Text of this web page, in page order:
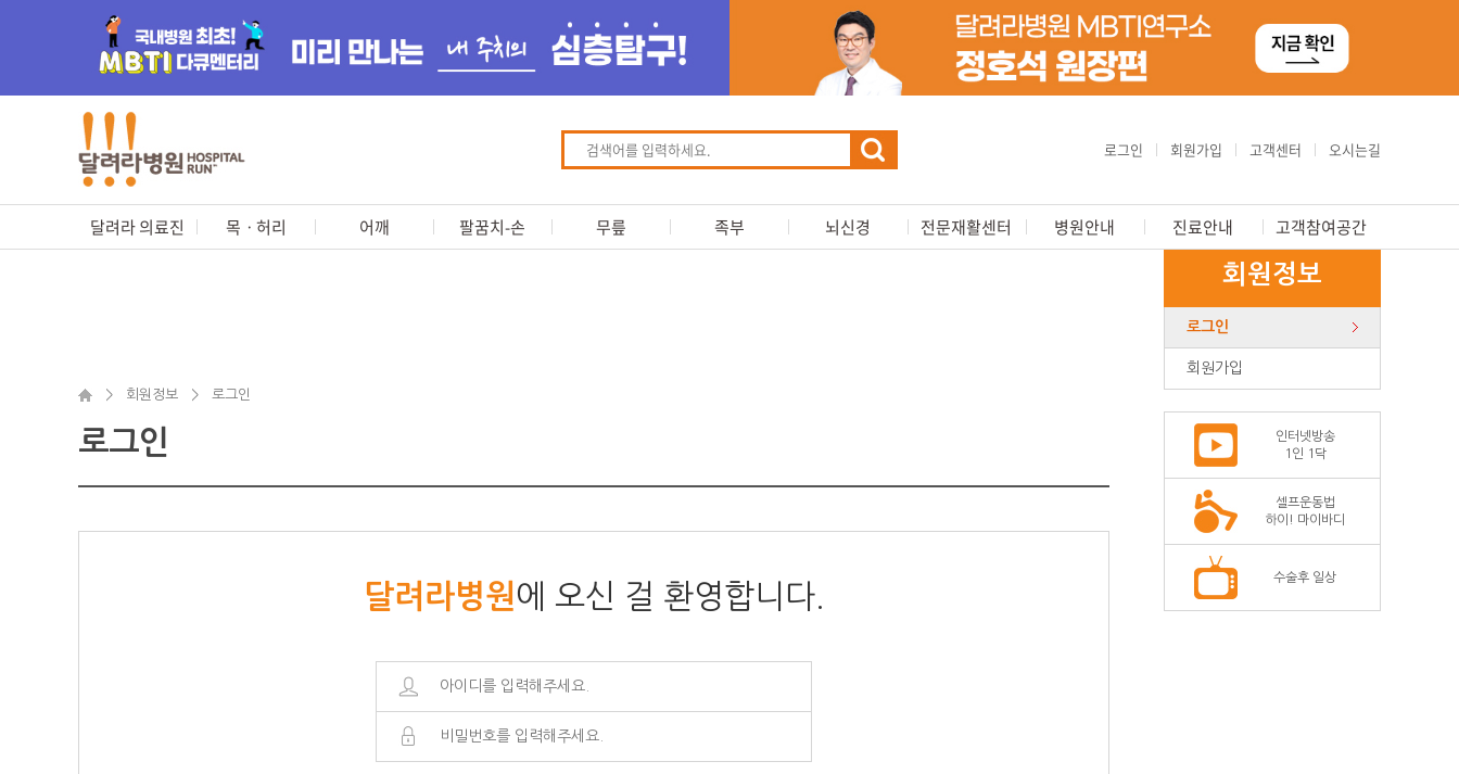
로그인 회원가입 고객센터 오시는길
달려라 의료진 목ㆍ허리 어깨 팔꿈치-손 무릎 족부 뇌신경 전문재활센터 병원안내 진료안내 고객참여공간
> 회원정보 > 로그인
로그인
달려라병원 에 오신 걸 환영합니다.
회원정보
로그인
회원가입
인터넷방송
1인 1닥
셀프운동법
하이! 마이바디
수술후 일상